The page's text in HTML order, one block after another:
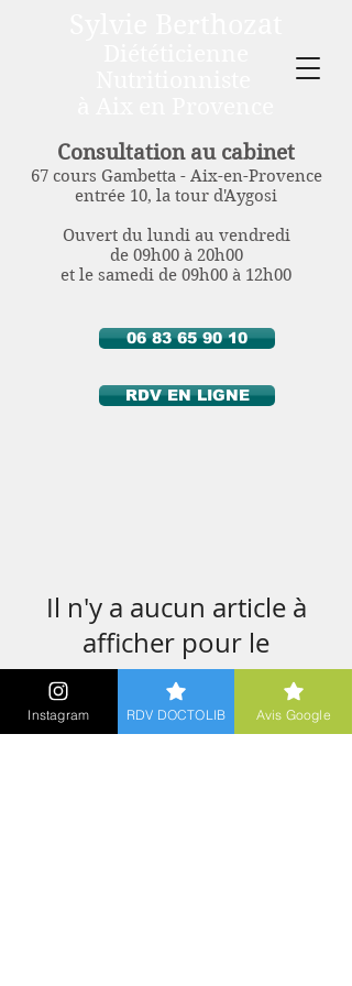
Consultation au cabinet
67 cours Gambetta - Aix-en-Provence
entrée 10, la tour d'Aygosi
Ouvert du lundi au vendredi
de 09h00 à 20h00
et le samedi de 09h00 à 12h00
06 83 65 90 10
RDV EN LIGNE
Il n'y a aucun article à
afficher pour le
moment.
Instagram RDV DOCTOLIB Avis Google